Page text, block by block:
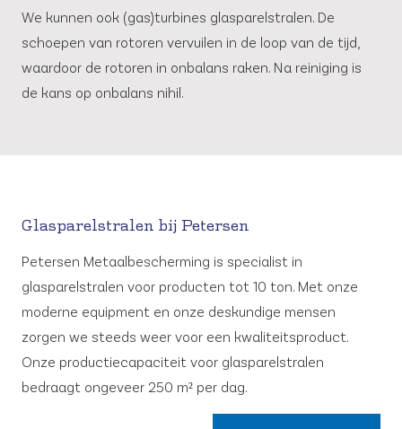
We kunnen ook (gas)turbines glasparelstralen. De
schoepen van rotoren vervuilen in de loop van de tijd,
waardoor de rotoren in onbalans raken. Na reiniging is
de kans op onbalans nihil.
Glasparelstralen bij Petersen
Petersen Metaalbescherming is specialist in
glasparelstralen voor producten tot 10 ton. Met onze
moderne equipment en onze deskundige mensen
zorgen we steeds weer voor een kwaliteitsproduct.
Onze productiecapaciteit voor glasparelstralen
bedraagt ongeveer 250 m² per dag.